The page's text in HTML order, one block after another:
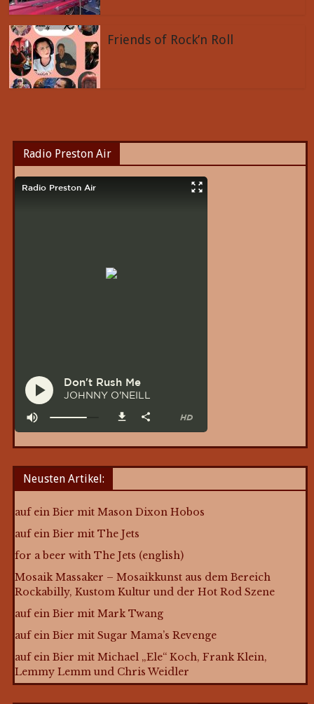
Friends of Rock’n Roll
Radio Preston Air
Neusten Artikel:
auf ein Bier mit Mason Dixon Hobos
auf ein Bier mit The Jets
for a beer with The Jets (english)
Mosaik Massaker – Mosaikkunst aus dem Bereich
Rockabilly, Kustom Kultur und der Hot Rod Szene
auf ein Bier mit Mark Twang
auf ein Bier mit Sugar Mama’s Revenge
auf ein Bier mit Michael „Ele“ Koch, Frank Klein,
Lemmy Lemm und Chris Weidler